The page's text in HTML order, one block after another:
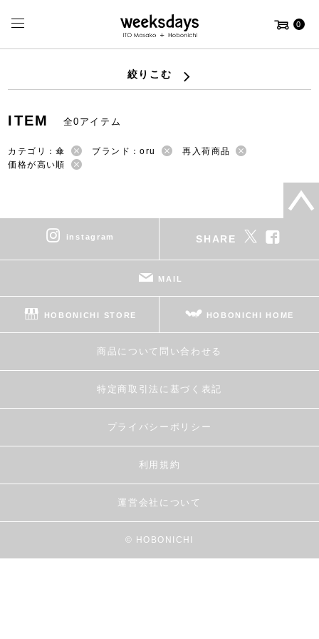
0
絞りこむ
ITEM 全0アイテム
カテゴリ：傘 ブランド：oru
再入荷商品
価格が高い順
instagram SHARE
MAIL
HOBONICHI STORE HOBONICHI HOME
商品について問い合わせる
特定商取引法に基づく表記
プライバシーポリシー
利用規約
運営会社について
© HOBONICHI